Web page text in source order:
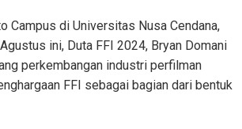
Campus di Universitas Nusa Cendana,
ini, Duta FFI 2024, Bryan Domani
perkembangan industri perfilman
FFI sebagai bagian dari bentuk